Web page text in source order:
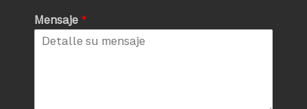
Mensaje *